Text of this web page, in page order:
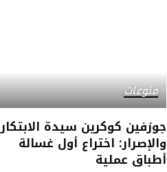
منوعات
جوزفين كوكرين سيدة الابتكار
والإصرار: اختراع أول غسالة
أطباق عملية